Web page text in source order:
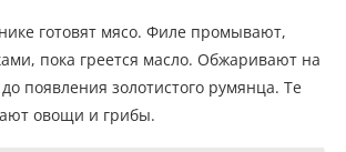
готовят мясо. Филе промывают,
пока греется масло. Обжаривают на
появления золотистого румянца. Те
овощи и грибы.